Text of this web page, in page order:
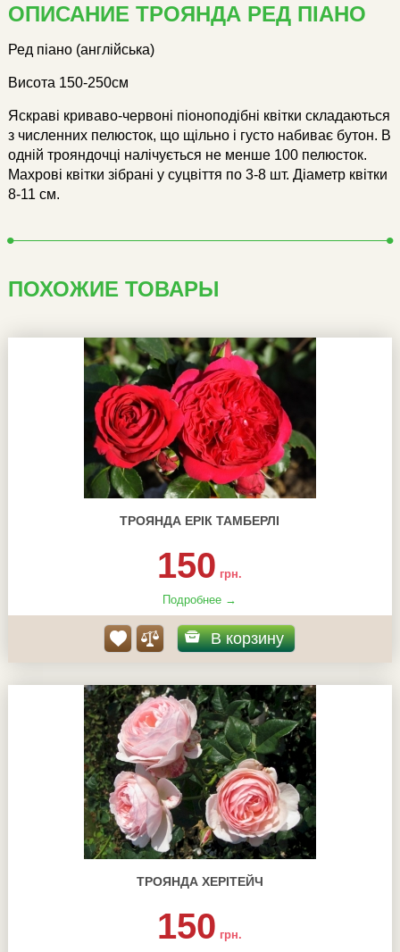
ОПИСАНИЕ ТРОЯНДА РЕД ПІАНО
Ред піано (англійська)
Висота 150-250см
Яскраві криваво-червоні піоноподібні квітки складаються
з численних пелюсток, що щільно і густо набиває бутон. В
одній трояндочці налічується не менше 100 пелюсток.
Махрові квітки зібрані у суцвіття по 3-8 шт. Діаметр квітки
8-11 см.
ПОХОЖИЕ ТОВАРЫ
ТРОЯНДА ЕРІК ТАМБЕРЛІ
150 грн.
Подробнее →
В корзину
ТРОЯНДА ХЕРІТЕЙЧ
150 грн.